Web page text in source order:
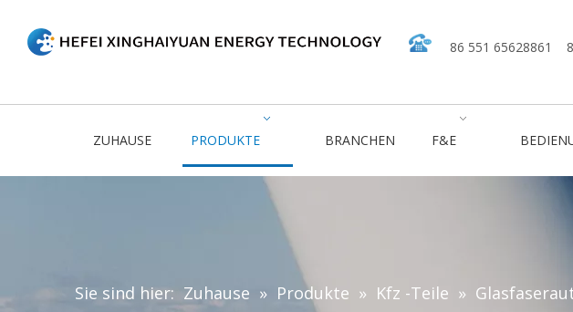
86 551 65628861
ZUHAUSE PRODUKTE BRANCHEN F&E
Sie sind hier: Zuhause » Produkte » Kfz -Teile »